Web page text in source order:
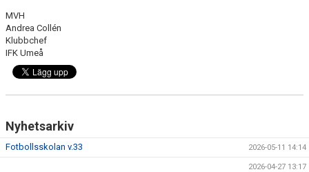
FAQ
MVH
Andrea Collén
Klubbchef
IFK Umeå
Nyhetsarkiv
Fotbollsskolan v.33 2026-05-11 14:14
2026-04-27 13:17